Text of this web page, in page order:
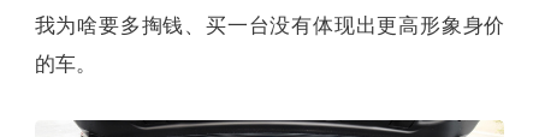
我为啥要多掏钱、买一台没有体现出更高形象身价
的车。